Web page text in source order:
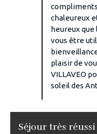
chaleureux
heureux que
vous être
plaisir de
VILLAVEO
soleil des
Séjour très